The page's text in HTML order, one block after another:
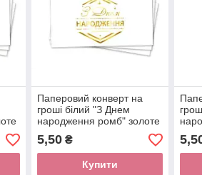
Паперовий конверт на
гроші білий "З Днем
народження ромб" золоте
тиснення 1шт.
5,50₴
Купити